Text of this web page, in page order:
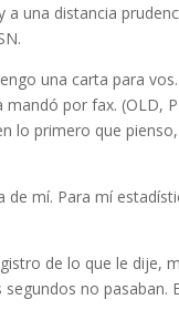
una distancia
una carta para
por fax. (OLD,
lo primero que
de mí. Para mí
de lo que le dije,
no pasaban.